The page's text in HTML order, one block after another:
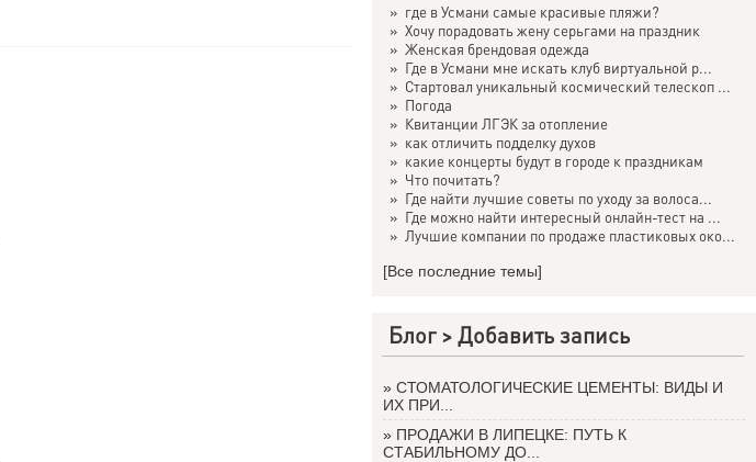
» где в Усмани самые красивые пляжи?
» Хочу порадовать жену серьгами на праздник
» Женская брендовая одежда
» Где в Усмани мне искать клуб виртуальной р...
» Стартовал уникальный космический телескоп ...
» Погода
» Квитанции ЛГЭК за отопление
» как отличить подделку духов
» какие концерты будут в городе к праздникам
» Что почитать?
» Где найти лучшие советы по уходу за волоса...
» Где можно найти интересный онлайн-тест на ...
» Лучшие компании по продаже пластиковых око...
[Все последние темы]
Блог >Добавить запись
» СТОМАТОЛОГИЧЕСКИЕ ЦЕМЕНТЫ: ВИДЫ И
ИХ ПРИ...
» ПРОДАЖИ В ЛИПЕЦКЕ: ПУТЬ К
СТАБИЛЬНОМУ ДО...